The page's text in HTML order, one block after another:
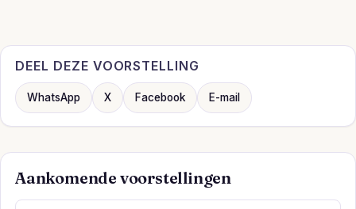
DEEL DEZE VOORSTELLING
WhatsApp X Facebook E-mail
Aankomende voorstellingen